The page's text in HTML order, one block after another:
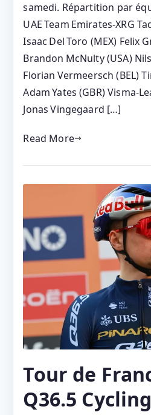
samedi. Répartition par
UAE Team Emirates‑XRG
Isaac Del Toro (MEX) Felix
Brandon McNulty (USA)
Florian Vermeersch (BEL)
Adam Yates (GBR)
Jonas Vingegaard […]
Read More
Tour de
Q36.5